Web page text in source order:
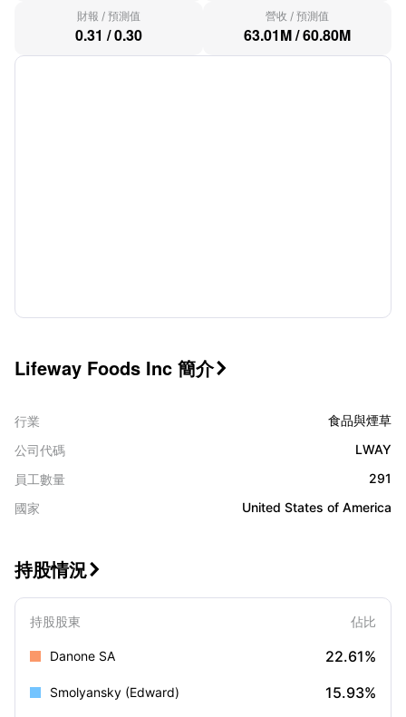
財報 / 預測值
0.31 /0.30
營收 / 預測值
63.01M/60.80M
Lifeway Foods Inc 簡介
行業
食品與煙草
公司代碼
LWAY
員工數量
291
國家
United States of America
持股情況
持股股東 佔比
Danone SA 22.61%
Smolyansky (Edward) 15.93%